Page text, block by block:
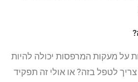
על מעקות המרפסות יכולה להיות
לטפל בזה? או אולי זה תפקיד